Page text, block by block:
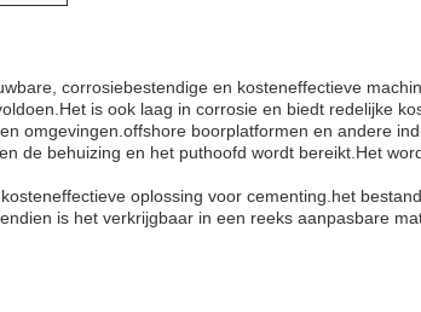
corrosiebestendige en kosteneffectieve
is ook laag in corrosie en biedt redelijke
omgevingen.offshore boorplatformen en andere
de behuizing en het puthoofd wordt bereikt.Het
oplossing voor cementing.het
is het verkrijgbaar in een reeks aanpasbare